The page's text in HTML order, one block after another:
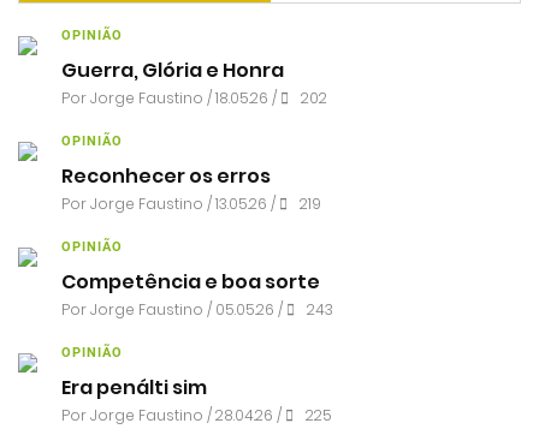
OPINIÃO
Guerra, Glória e Honra
PorJorge Faustino / 18.05.26 / 202
OPINIÃO
Reconhecer os erros
PorJorge Faustino / 13.05.26 / 219
OPINIÃO
Competência e boa sorte
PorJorge Faustino / 05.05.26 / 243
OPINIÃO
Era penálti sim
PorJorge Faustino / 28.04.26 / 225